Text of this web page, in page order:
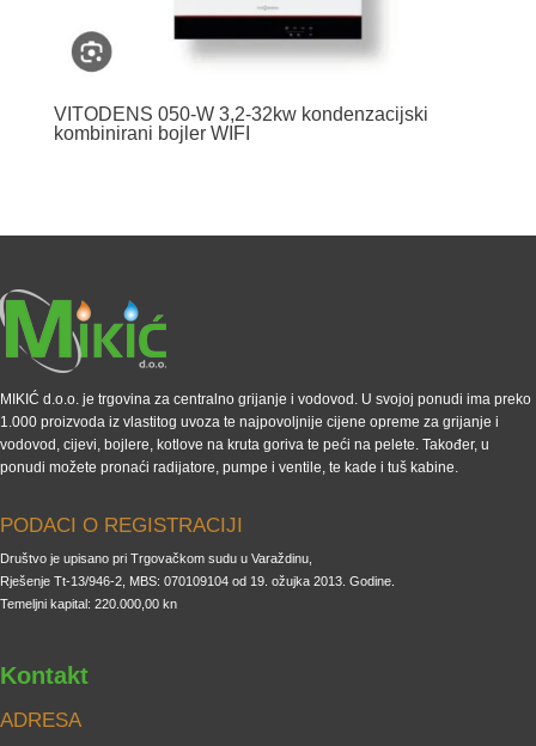
VITODENS 050-W 3,2-32kw kondenzacijski
kombinirani bojler WIFI
MIKIĆ d.o.o. je trgovina za centralno grijanje i vodovod. U svojoj ponudi ima preko
1.000 proizvoda iz vlastitog uvoza te najpovoljnije cijene opreme za grijanje i
vodovod, cijevi, bojlere, kotlove na kruta goriva te peći na pelete. Također, u
ponudi možete pronaći radijatore, pumpe i ventile, te kade i tuš kabine.
PODACI O REGISTRACIJI
Društvo je upisano pri Trgovačkom sudu u Varaždinu,
Rješenje Tt-13/946-2, MBS: 070109104 od 19. ožujka 2013. Godine.
Temeljni kapital: 220.000,00 kn
Kontakt
ADRESA